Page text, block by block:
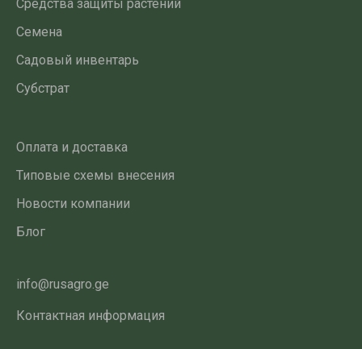
Средства защиты растений
Семена
Садовый инвентарь
Субстрат
Оплата и доставка
Типовые схемы внесения
Новости компании
Блог
info@rusagro.ge
Контактная информация